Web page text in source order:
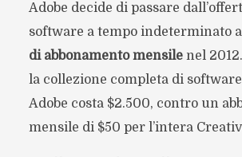
Adobe decide di passare
software a tempo indeterminato
di abbonamento mensilenel
la collezione completa di
Adobe costa $2.500, contro un
mensile di $50 per l’intera